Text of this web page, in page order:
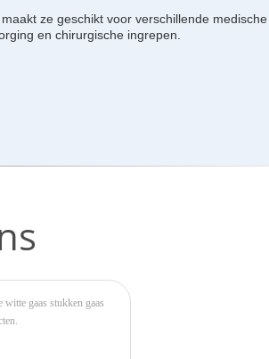
ze geschikt voor verschillende medische
en chirurgische ingrepen.